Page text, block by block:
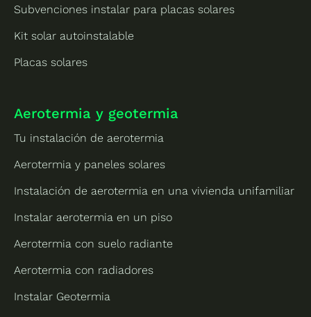
Subvenciones instalar para placas solares
Kit solar autoinstalable
Placas solares
Aerotermia y geotermia
Tu instalación de aerotermia
Aerotermia y paneles solares
Instalación de aerotermia en una vivienda unifamiliar
Instalar aerotermia en un piso
Aerotermia con suelo radiante
Aerotermia con radiadores
Instalar Geotermia